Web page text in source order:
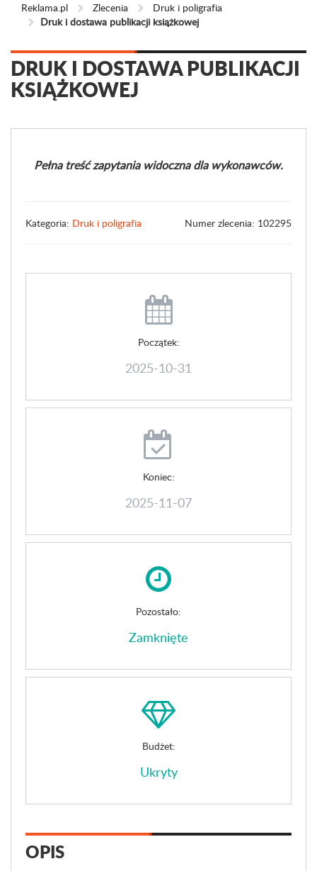
Reklama.pl Zlecenia
Druk i poligrafia
Druk i dostawa publikacji książkowej
DRUK I DOSTAWA PUBLIKACJI
KSIĄŻKOWEJ
Pełna treść zapytania widoczna dla wykonawców.
Kategoria: Druk i poligrafia Numer zlecenia: 102295
Początek:
2025-10-31
Koniec:
2025-11-07
Pozostało:
Zamknięte
Budżet:
Ukryty
OPIS